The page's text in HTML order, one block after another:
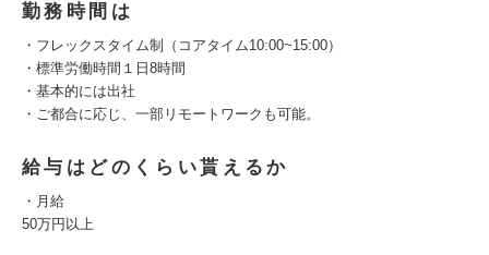
勤務時間は
・フレックスタイム制（コアタイム10:00~15:00）
・標準労働時間１日8時間
・基本的には出社
・ご都合に応じ、一部リモートワークも可能。
給与はどのくらい貰えるか
・月給
50万円以上